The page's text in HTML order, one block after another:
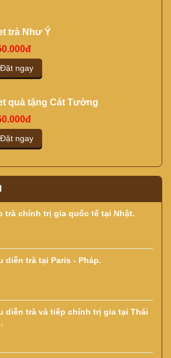
trà Như Ý
Đặt ngay
quà tặng Cát Tường
Đặt ngay
trà chính trị gia quốc tế tại Nhật.
diễn trà tại Paris - Pháp.
diễn trà và tiếp chính trị gia tại Thái